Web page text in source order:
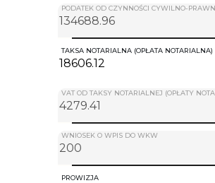
PODATEK OD CZYNNOŚCI CYWILNO-
TAKSA NOTARIALNA (OPŁATA NOTARIALNA)
VAT OD TAKSY NOTARIALNEJ (OPŁATY
WNIOSEK O WPIS DO WKW
PROWIZJA